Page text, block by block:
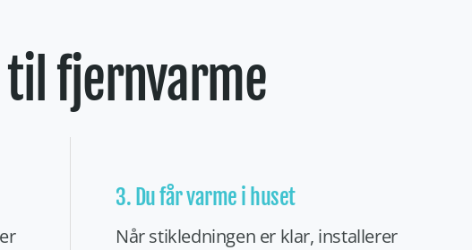
fjernvarme
3. Du får varme i huset
Når stikledningen er klar, installerer